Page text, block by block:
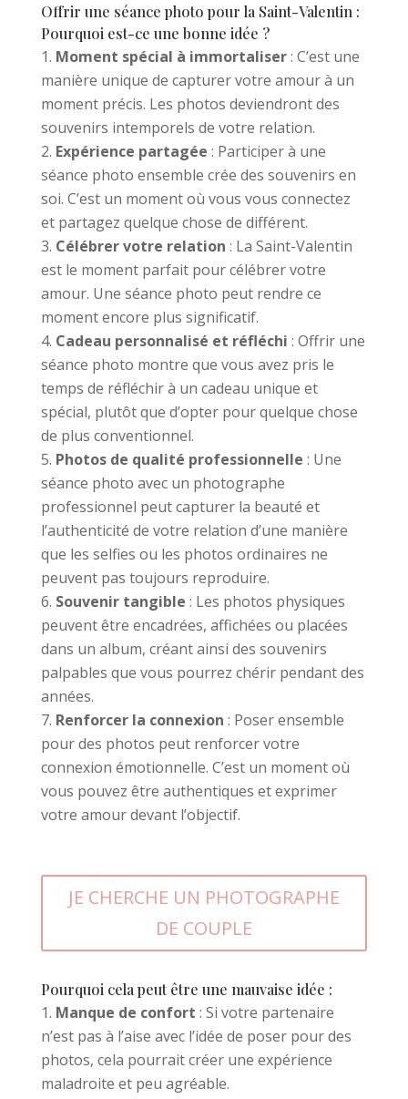
Offrir une séance photo pour la Saint-Valentin :
Pourquoi est-ce une bonne idée ?
Moment spécial à immortaliser: C’est une
manière unique de capturer votre amour à un
moment précis. Les photos deviendront des
souvenirs intemporels de votre relation.
Expérience partagée : Participer à une
séance photo ensemble crée des souvenirs en
soi. C’est un moment où vous vous connectez
et partagez quelque chose de différent.
Célébrer votre relation : La Saint-Valentin
est le moment parfait pour célébrer votre
amour. Une séance photo peut rendre ce
moment encore plus significatif.
Cadeau personnalisé et réfléchi : Offrir une
séance photo montre que vous avez pris le
temps de réfléchir à un cadeau unique et
spécial, plutôt que d’opter pour quelque chose
de plus conventionnel.
Photos de qualité professionnelle : Une
séance photo avec un photographe
professionnel peut capturer la beauté et
l’authenticité de votre relation d’une manière
que les selfies ou les photos ordinaires ne
peuvent pas toujours reproduire.
Souvenir tangible : Les photos physiques
peuvent être encadrées, affichées ou placées
dans un album, créant ainsi des souvenirs
palpables que vous pourrez chérir pendant des
années.
Renforcer la connexion : Poser ensemble
pour des photos peut renforcer votre
connexion émotionnelle. C’est un moment où
vous pouvez être authentiques et exprimer
votre amour devant l’objectif.
JE CHERCHE UN PHOTOGRAPHE
DE COUPLE
Pourquoi cela peut être une mauvaise idée :
Manque de confort : Si votre partenaire
n’est pas à l’aise avec l’idée de poser pour des
photos, cela pourrait créer une expérience
maladroite et peu agréable.